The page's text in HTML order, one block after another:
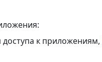
доступа к приложениям,